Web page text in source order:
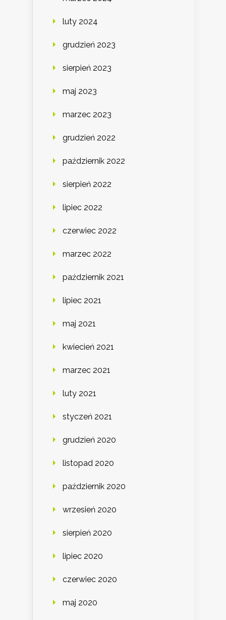
luty 2024
grudzień 2023
sierpień 2023
maj 2023
marzec 2023
grudzień 2022
październik 2022
sierpień 2022
lipiec 2022
czerwiec 2022
marzec 2022
październik 2021
lipiec 2021
maj 2021
kwiecień 2021
marzec 2021
luty 2021
styczeń 2021
grudzień 2020
listopad 2020
październik 2020
wrzesień 2020
sierpień 2020
lipiec 2020
czerwiec 2020
maj 2020